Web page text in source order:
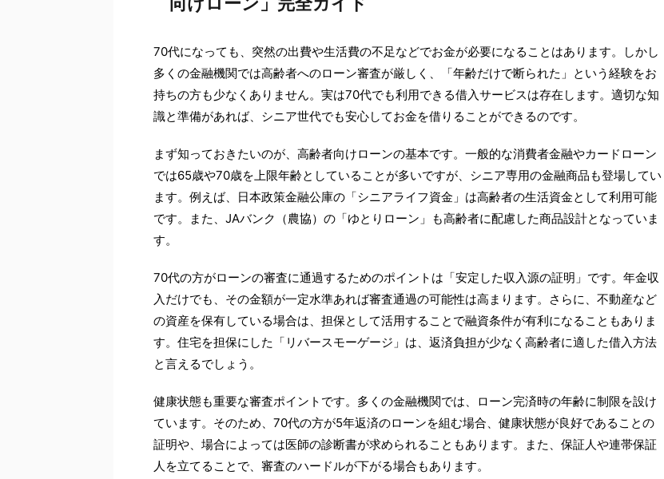
70代になっても、突然の出費や生活費の不足などでお金が必要になることはあります。しかし
多くの金融機関では高齢者へのローン審査が厳しく、「年齢だけで断られた」という経験をお
持ちの方も少なくありません。実は70代でも利用できる借入サービスは存在します。適切な知
識と準備があれば、シニア世代でも安心してお金を借りることができるのです。
まず知っておきたいのが、高齢者向けローンの基本です。一般的な消費者金融やカードローン
では65歳や70歳を上限年齢としていることが多いですが、シニア専用の金融商品も登場してい
ます。例えば、日本政策金融公庫の「シニアライフ資金」は高齢者の生活資金として利用可能
です。また、JAバンク（農協）の「ゆとりローン」も高齢者に配慮した商品設計となっていま
す。
70代の方がローンの審査に通過するためのポイントは「安定した収入源の証明」です。年金収
入だけでも、その金額が一定水準あれば審査通過の可能性は高まります。さらに、不動産など
の資産を保有している場合は、担保として活用することで融資条件が有利になることもありま
す。住宅を担保にした「リバースモーゲージ」は、返済負担が少なく高齢者に適した借入方法
と言えるでしょう。
健康状態も重要な審査ポイントです。多くの金融機関では、ローン完済時の年齢に制限を設け
ています。そのため、70代の方が5年返済のローンを組む場合、健康状態が良好であることの
証明や、場合によっては医師の診断書が求められることもあります。また、保証人や連帯保証
人を立てることで、審査のハードルが下がる場合もあります。